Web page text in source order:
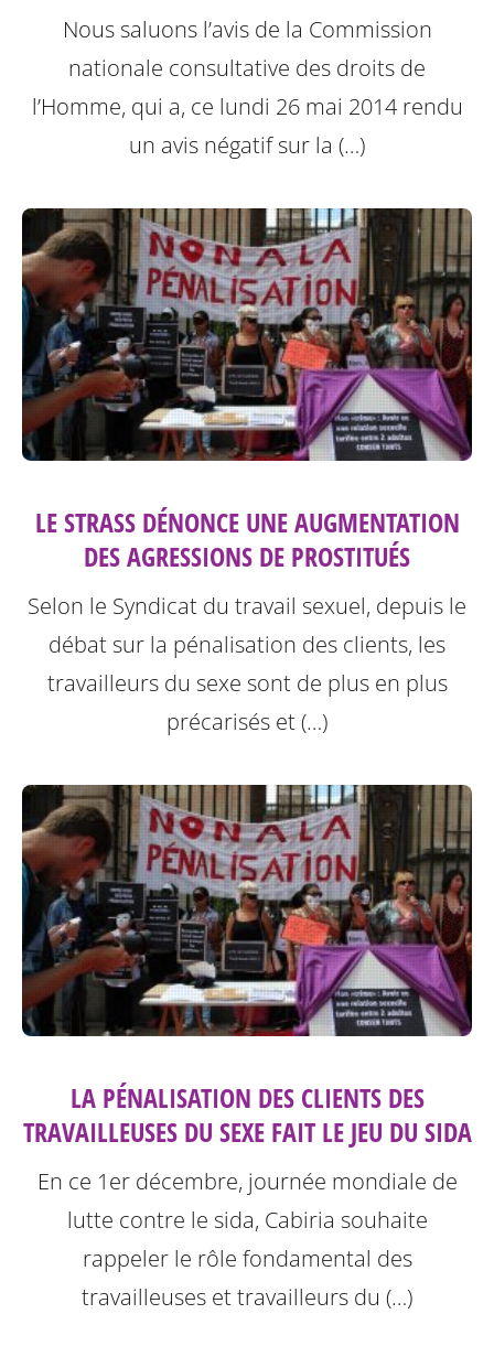
Nous saluons l’avis de la Commission
nationale consultative des droits de
l’Homme, qui a, ce lundi 26 mai 2014 rendu
un avis négatif sur la (…)
LE STRASS DÉNONCE UNE AUGMENTATION
DES AGRESSIONS DE PROSTITUÉS
Selon le Syndicat du travail sexuel, depuis le
débat sur la pénalisation des clients, les
travailleurs du sexe sont de plus en plus
précarisés et (…)
LA PÉNALISATION DES CLIENTS DES
TRAVAILLEUSES DU SEXE FAIT LE JEU DU SIDA
En ce 1er décembre, journée mondiale de
lutte contre le sida, Cabiria souhaite
rappeler le rôle fondamental des
travailleuses et travailleurs du (…)